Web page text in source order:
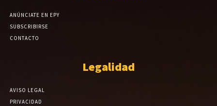
ANÚNCIATE EN EPY
SUBSCRIBIRSE
CONTACTO
Legalidad
AVISO LEGAL
PRIVACIDAD